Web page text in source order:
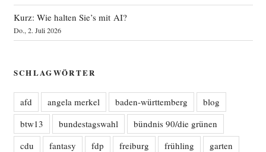
Kurz: Wie halten Sie’s mit AI?
Do., 2. Juli 2026
SCHLAGWÖRTER
afd angela merkel baden-württemberg
blog
btw13
bundestagswahl
bündnis 90/die grünen
cdu
fantasy fdp freiburg frühling
garten